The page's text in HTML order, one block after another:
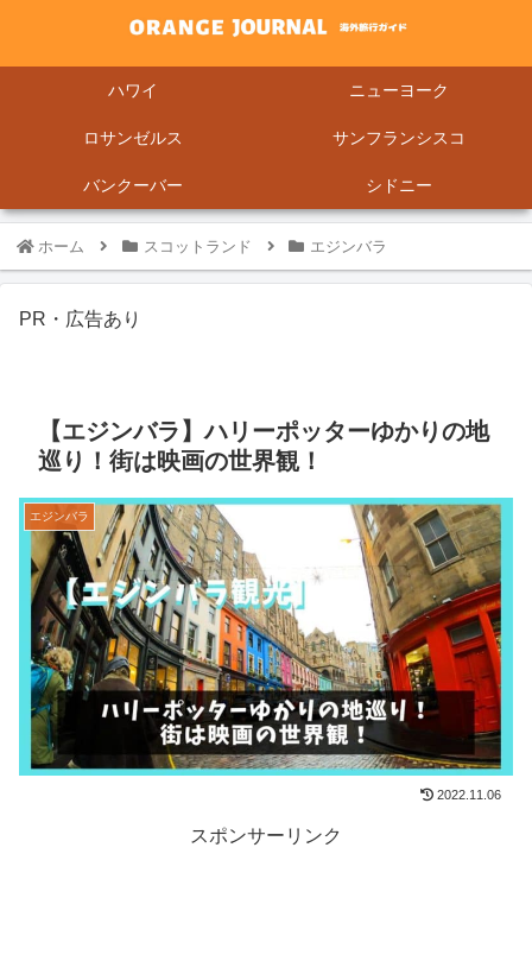
ハワイ ニューヨーク
ロサンゼルス サンフランシスコ
バンクーバー シドニー
ホーム スコットランド エジンバラ
PR・広告あり
【エジンバラ】ハリーポッターゆかりの地
巡り！街は映画の世界観！
エジンバラ
2022.11.06
スポンサーリンク